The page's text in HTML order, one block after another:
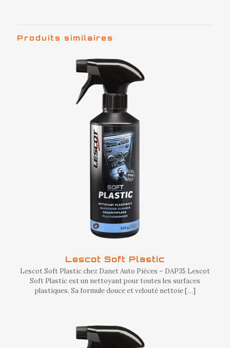
Produits similaires
Lescot Soft Plastic
Lescot Soft Plastic chez Danet Auto Pièces – DAP35 Lescot
Soft Plastic est un nettoyant pour toutes les surfaces
plastiques. Sa formule douce et velouté nettoie[…]